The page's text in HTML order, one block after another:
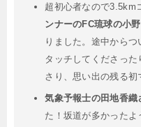
超初心者なので3.5km
ンナーのFC琉球の小
りました。途中から
タッチしてくださっ
さり、思い出の残る初
気象予報士の田地香織
た！坂道が多かった